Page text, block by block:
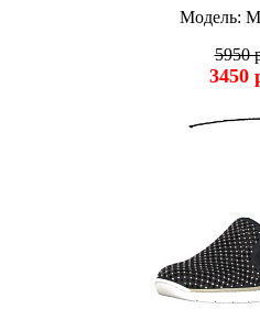
Модель:
5950
3450